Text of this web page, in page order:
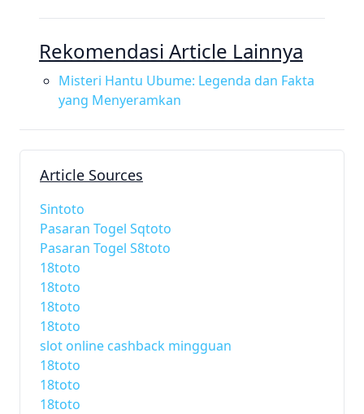
Rekomendasi Article Lainnya
Misteri Hantu Ubume: Legenda dan Fakta
yang Menyeramkan
Article Sources
Sintoto
Pasaran Togel Sqtoto
Pasaran Togel S8toto
18toto
18toto
18toto
18toto
slot online cashback mingguan
18toto
18toto
18toto